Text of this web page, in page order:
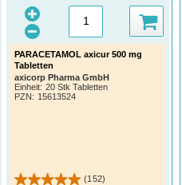
PARACETAMOL axicur 500 mg
Tabletten
axicorp Pharma GmbH
Einheit: 20 Stk Tabletten
PZN: 15613524
(152)